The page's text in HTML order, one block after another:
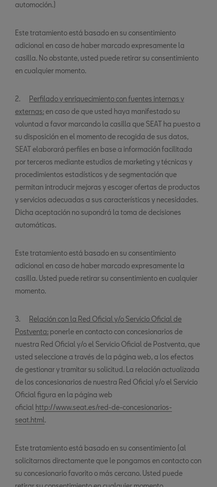
automoción.)
Este tratamiento está basado en su consentimiento
adicional en caso de haber marcado expresamente la
casilla. No obstante, usted puede retirar su consentimiento
en cualquier momento.
2.
Perfilado y enriquecimiento con fuentes internas y
externas:en caso de que usted haya manifestado su
voluntad a favor marcando la casilla que SEAT ha puesto a
su disposición en el momento de recogida de sus datos,
SEAT elaborará perfiles en base a información facilitada
por terceros mediante estudios de marketing y técnicas y
procedimientos estadísticos y de segmentación que
permitan introducir mejoras y escoger ofertas de productos
y servicios adecuadas a sus características y necesidades.
Dicha aceptación no supondrá la toma de decisiones
automáticas.
Este tratamiento está basado en su consentimiento
adicional en caso de haber marcado expresamente la
casilla. Usted puede retirar su consentimiento en cualquier
momento.
3.
Relación con la Red Oficial y/o Servicio Oficial de
Postventa: ponerle en contacto con concesionarios de
nuestra Red Oficial y/o el Servicio Oficial de Postventa, que
usted seleccione a través de la página web, a los efectos
de gestionar y tramitar su solicitud. La relación actualizada
de los concesionarios de nuestra Red Oficial y/o el Servicio
Oficial figura en la página web
oficial http://www.seat.es/red-de-concesionarios-
seat.html.
Este tratamiento está basado en su consentimiento (al
solicitarnos directamente que le pongamos en contacto con
su concesionario favorito o más cercano. Usted puede